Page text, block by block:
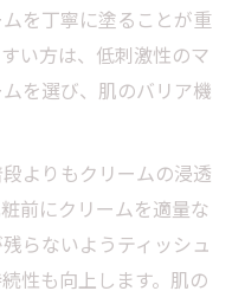
を丁寧に塗ることが重
い方は、低刺激性のマ
を選び、肌のバリア機
よりもクリームの浸透
前にクリームを適量な
らないようティッシュ
性も向上します。肌の